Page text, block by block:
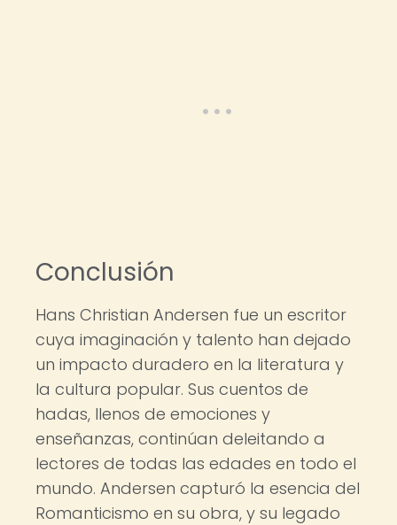
Conclusión
Hans Christian Andersen fue un escritor
cuya imaginación y talento han dejado
un impacto duradero en la literatura y
la cultura popular. Sus cuentos de
hadas, llenos de emociones y
enseñanzas, continúan deleitando a
lectores de todas las edades en todo el
mundo. Andersen capturó la esencia del
Romanticismo en su obra, y su legado